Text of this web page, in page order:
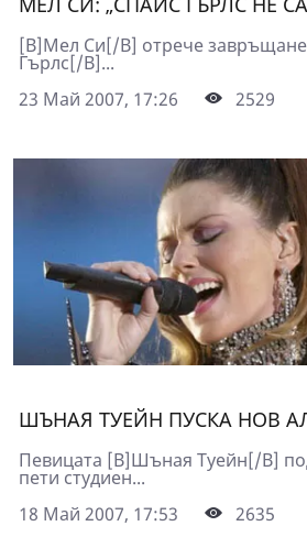
[B]Мел Си[/B] отрече
Гърлс[/B]...
23 Май 2007, 17:26
2529
ШЪНАЯ ТУЕЙН ПУСКА НОВ
Певицата [B]Шъная Туейн[/B]
пети студиен...
18 Май 2007, 17:53
2635